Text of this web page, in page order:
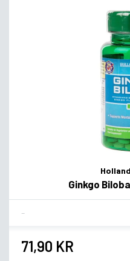
Ginkgo
71,90 KR